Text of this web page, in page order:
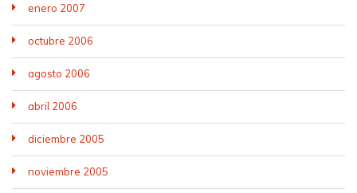
enero 2007
octubre 2006
agosto 2006
abril 2006
diciembre 2005
noviembre 2005